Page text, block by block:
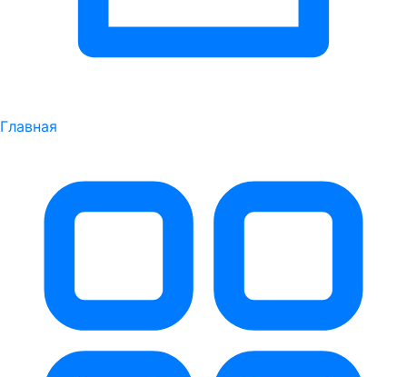
Главная